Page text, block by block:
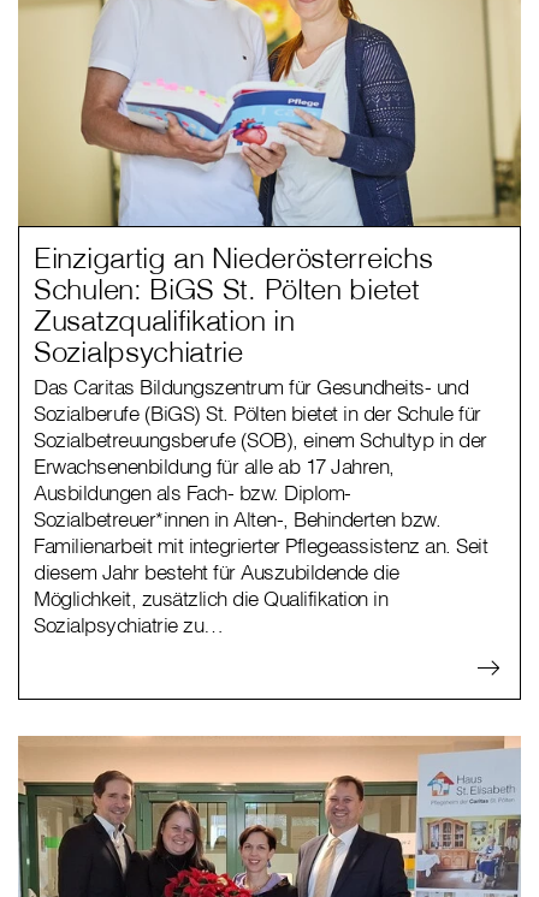
Einzigartig an Niederösterreichs
Schulen: BiGS St. Pölten bietet
Zusatzqualifikation in
Sozialpsychiatrie
Das Caritas Bildungszentrum für Gesundheits- und
Sozialberufe (BiGS) St. Pölten bietet in der Schule für
Sozialbetreuungsberufe (SOB), einem Schultyp in der
Erwachsenenbildung für alle ab 17 Jahren,
Ausbildungen als Fach- bzw. Diplom-
Sozialbetreuer*innen in Alten-, Behinderten bzw.
Familienarbeit mit integrierter Pflegeassistenz an. Seit
diesem Jahr besteht für Auszubildende die
Möglichkeit, zusätzlich die Qualifikation in
Sozialpsychiatrie zu…